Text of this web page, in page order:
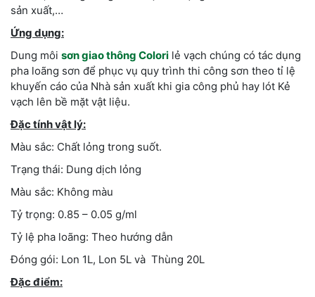
sản xuất,…
Ứng dụng:
Dung môi sơn giao thông Colori lẻ vạch chúng có tác dụng
pha loãng sơn để phục vụ quy trình thi công sơn theo tỉ lệ
khuyến cáo của Nhà sản xuất khi gia công phủ hay lót Kẻ
vạch lên bề mặt vật liệu.
Đặc tính vật lý:
Màu sắc: Chất lỏng trong suốt.
Trạng thái: Dung dịch lỏng
Màu sắc: Không màu
Tỷ trọng: 0.85 – 0.05 g/ml
Tỷ lệ pha loãng: Theo hướng dẫn
Đóng gói: Lon 1L, Lon 5L và Thùng 20L
Đặc điểm: